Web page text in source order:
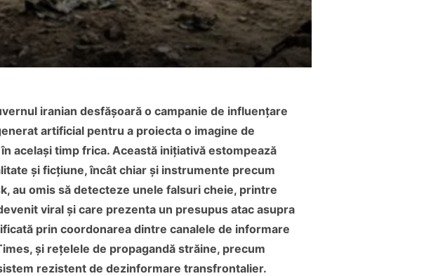
CITEȘTE CITEȘTE
iranian desfășoară o campanie de influențare
artificial pentru a proiecta o imagine de
același timp frica. Această inițiativă estompează
și ficțiune, încât chiar și instrumente precum
au omis să detecteze unele falsuri cheie, printre
viral și care prezenta un presupus atac asupra
prin coordonarea dintre canalele de informare
și rețelele de propagandă străine, precum
rezistent de dezinformare transfrontalier.